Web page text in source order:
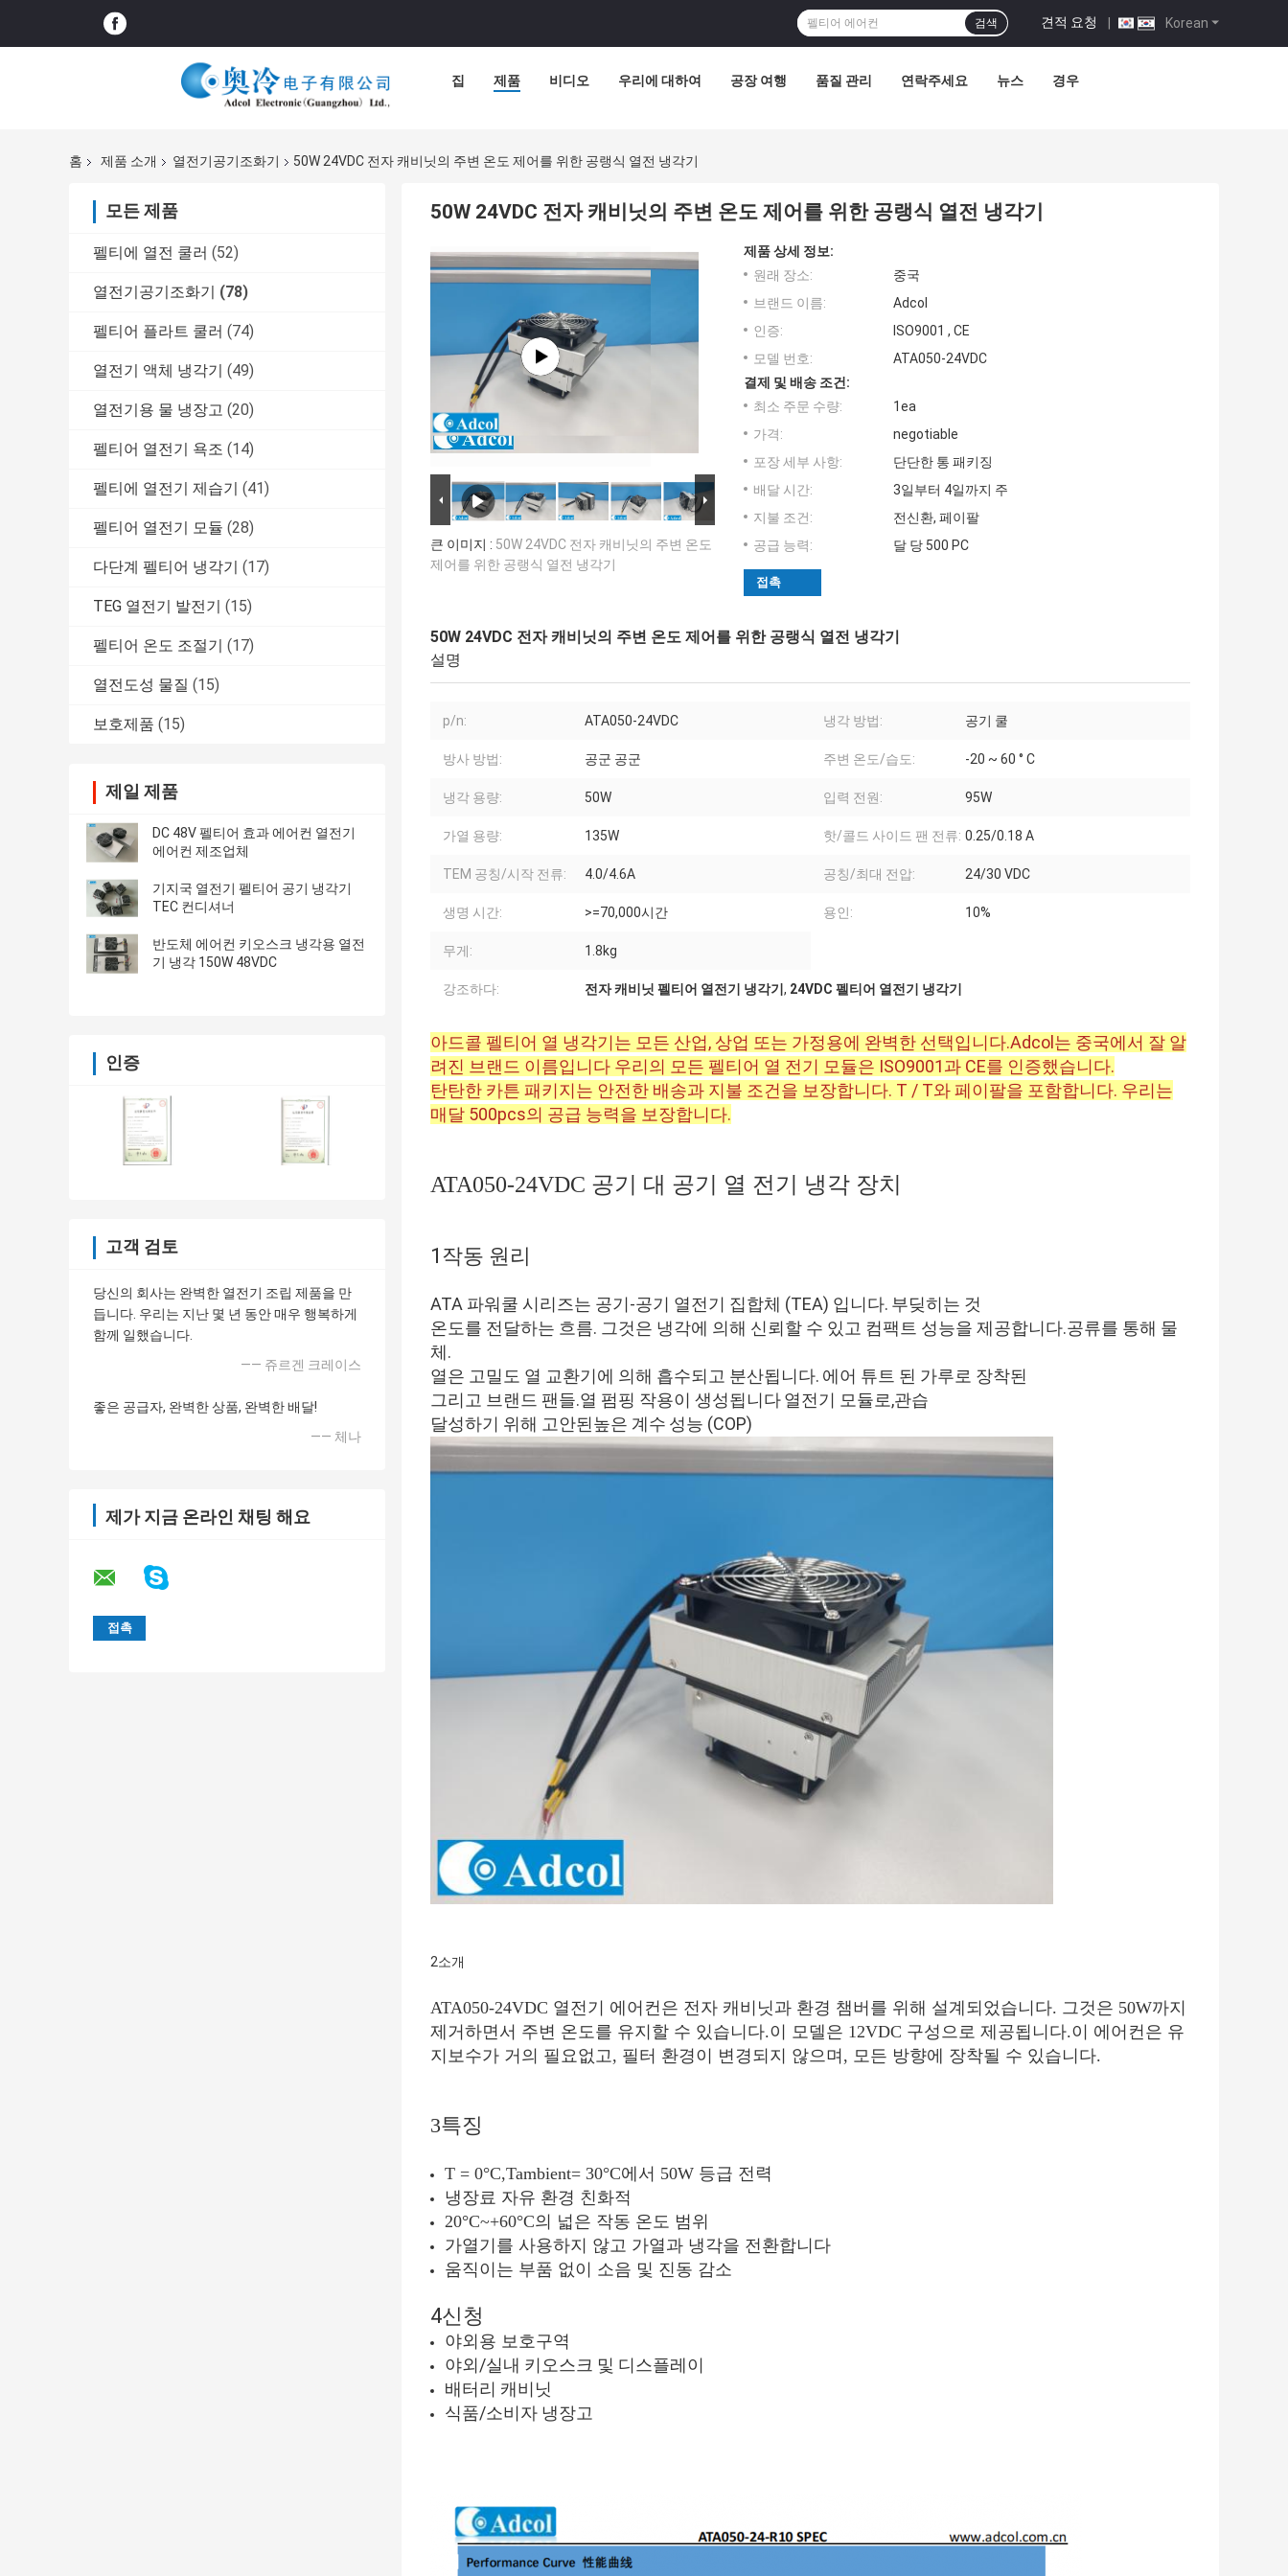
Korean
견적 요청 |
검색
집 제품 비디오 우리에 대하여 공장 여행 품질 관리 연락주세요 뉴스 경우
홈 제품 소개 열전기공기조화기 50W 24VDC 전자 캐비닛의 주변 온도 제어를 위한 공랭식 열전 냉각기
모든 제품
펠티에 열전 쿨러 (52)
열전기공기조화기 (78)
펠티어 플라트 쿨러 (74)
열전기 액체 냉각기 (49)
열전기용 물 냉장고 (20)
펠티어 열전기 욕조 (14)
펠티에 열전기 제습기 (41)
펠티어 열전기 모듈 (28)
다단계 펠티어 냉각기 (17)
TEG 열전기 발전기 (15)
펠티어 온도 조절기 (17)
열전도성 물질 (15)
보호제품 (15)
제일 제품
DC 48V 펠티어 효과 에어컨 열전기
에어컨 제조업체
기지국 열전기 펠티어 공기 냉각기
TEC 컨디셔너
반도체 에어컨 키오스크 냉각용 열전
기 냉각 150W 48VDC
인증
고객 검토
당신의 회사는 완벽한 열전기 조립 제품을 만
듭니다. 우리는 지난 몇 년 동안 매우 행복하게
함께 일했습니다.
—— 쥬르겐 크레이스
좋은 공급자, 완벽한 상품, 완벽한 배달!
—— 체나
제가 지금 온라인 채팅 해요
50W 24VDC 전자 캐비닛의 주변 온도 제어를 위한 공랭식 열전 냉각기
큰 이미지 : 50W 24VDC 전자 캐비닛의 주변 온도
제어를 위한 공랭식 열전 냉각기
제품 상세 정보:
원래 장소:
중국
브랜드 이름:
Adcol
인증:
ISO9001 , CE
모델 번호:
ATA050-24VDC
결제 및 배송 조건:
최소 주문 수량:
1ea
가격:
negotiable
포장 세부 사항:
단단한 통 패키징
배달 시간:
3일부터 4일까지 주
지불 조건:
전신환, 페이팔
공급 능력:
달 당 500 PC
접촉
50W 24VDC 전자 캐비닛의 주변 온도 제어를 위한 공랭식 열전 냉각기
설명
p/n: ATA050-24VDC 냉각 방법: 공기 쿨
방사 방법: 공군 공군 주변 온도/습도: -20 ~ 60 ° C
냉각 용량: 50W 입력 전원: 95W
가열 용량: 135W 핫/콜드 사이드 팬 전류: 0.25/0.18 A
TEM 공칭/시작 전류: 4.0/4.6A 공칭/최대 전압: 24/30 VDC
생명 시간: >=70,000시간 용인: 10%
무게: 1.8kg
강조하다: 전자 캐비닛 펠티어 열전기 냉각기 , 24VDC 펠티어 열전기 냉각기
아드콜 펠티어 열 냉각기는 모든 산업, 상업 또는 가정용에 완벽한 선택입니다.Adcol는 중국에서 잘 알
려진 브랜드 이름입니다 우리의 모든 펠티어 열 전기 모듈은 ISO9001과 CE를 인증했습니다.
탄탄한 카튼 패키지는 안전한 배송과 지불 조건을 보장합니다. T / T와 페이팔을 포함합니다. 우리는
매달 500pcs의 공급 능력을 보장합니다.
ATA050-24VDC 공기 대 공기 열 전기 냉각 장치
1작동 원리
ATA 파워쿨 시리즈는 공기-공기 열전기 집합체 (TEA) 입니다. 부딪히는 것
온도를 전달하는 흐름. 그것은 냉각에 의해 신뢰할 수 있고 컴팩트 성능을 제공합니다.공류를 통해 물
체.
열은 고밀도 열 교환기에 의해 흡수되고 분산됩니다. 에어 튜트 된 가루로 장착된
그리고 브랜드 팬들.열 펌핑 작용이 생성됩니다열전기 모듈로,관습
달성하기 위해 고안된높은 계수 성능 (COP)
2소개
ATA050-24VDC 열전기 에어컨은 전자 캐비닛과 환경 챔버를 위해 설계되었습니다. 그것은 50W까지
제거하면서 주변 온도를 유지할 수 있습니다.이 모델은 12VDC 구성으로 제공됩니다.이 에어컨은 유
지보수가 거의 필요없고, 필터 환경이 변경되지 않으며, 모든 방향에 장착될 수 있습니다.
3특징
T = 0°C,Tambient= 30°C에서 50W 등급 전력
냉장료 자유 환경 친화적
20°C~+60°C의 넓은 작동 온도 범위
가열기를 사용하지 않고 가열과 냉각을 전환합니다
움직이는 부품 없이 소음 및 진동 감소
4신청
야외용 보호구역
야외/실내 키오스크 및 디스플레이
배터리 캐비닛
식품/소비자 냉장고